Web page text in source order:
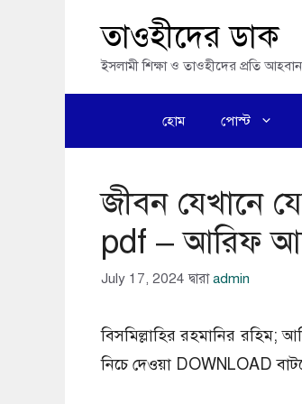
তাওহীদের ডাক
ইসলামী শিক্ষা ও তাওহীদের প্রতি আহবান
হোম পোস্ট
জীবন যেখানে
pdf – আরিফ
July 17, 2024 দ্বারাadmin
বিসমিল্লাহির রহমানির
নিচে দেওয়া DOWNLOAD